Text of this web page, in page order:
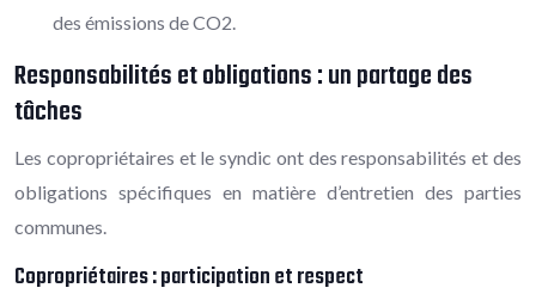
des émissions de CO2.
Responsabilités et obligations : un partage des
tâches
Les copropriétaires et le syndic ont des responsabilités et des
obligations spécifiques en matière d’entretien des parties
communes.
Copropriétaires : participation et respect